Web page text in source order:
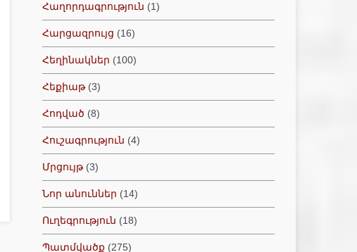
Հաղորդագրություն (1)
Հարցազրույց (16)
Հեղինակներ (100)
Հեքիաթ(3)
Հոդված (8)
Հուշագրություն (4)
Մրցույթ(3)
Նոր անուններ (14)
Ուղեգրություն (18)
Պատմվածք (275)